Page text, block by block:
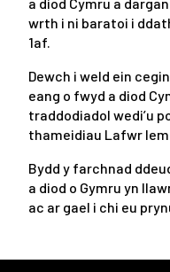
wrth i ni baratoi i
1af.
Dewch i weld ein
eang o fwyd a diod
traddodiadol wedi’u
thameidiau Lafwr
Bydd y farchnad
a diod o Gymru yn
ac ar gael i chi eu